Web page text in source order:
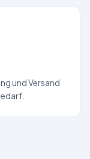
und Versand